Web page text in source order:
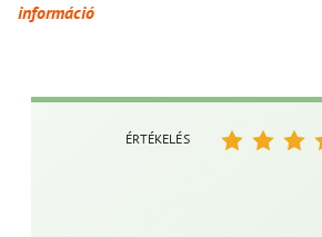
információ
ÉRTÉKELÉS